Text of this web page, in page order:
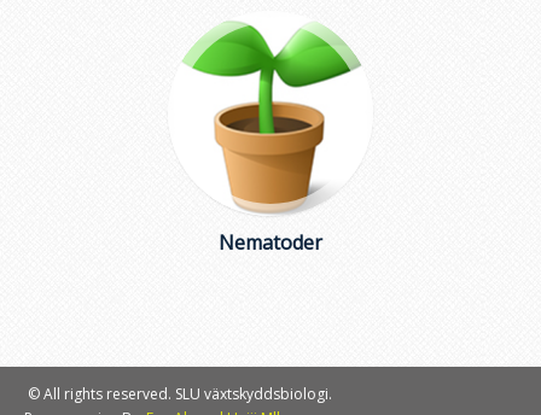
Nematoder
© All rights reserved. SLU växtskyddsbiologi.